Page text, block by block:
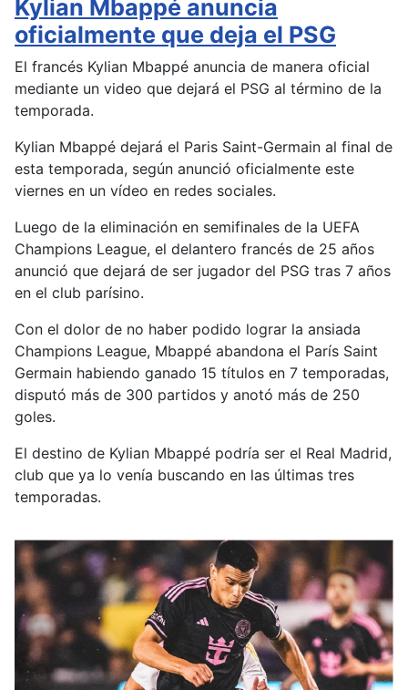
Kylian Mbappé anuncia
oficialmente que deja el PSG
El francés Kylian Mbappé anuncia de manera oficial
mediante un video que dejará el PSG al término de la
temporada.
Kylian Mbappé dejará el Paris Saint-Germain al final de
esta temporada, según anunció oficialmente este
viernes en un vídeo en redes sociales.
Luego de la eliminación en semifinales de la UEFA
Champions League, el delantero francés de 25 años
anunció que dejará de ser jugador del PSG tras 7 años
en el club parísino.
Con el dolor de no haber podido lograr la ansiada
Champions League, Mbappé abandona el París Saint
Germain habiendo ganado 15 títulos en 7 temporadas,
disputó más de 300 partidos y anotó más de 250
goles.
El destino de Kylian Mbappé podría ser el Real Madrid,
club que ya lo venía buscando en las últimas tres
temporadas.